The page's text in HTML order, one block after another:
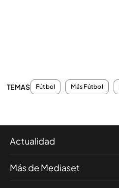
TEMAS Fútbol Más Fútbol
Actualidad
Más de Mediaset